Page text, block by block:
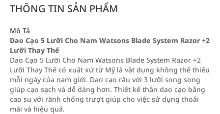
THÔNG TIN SẢN PHẨM
Mô Tả
Dao Cạo 5 Lưỡi Cho Nam Watsons Blade System Razor +2
Lưỡi Thay Thế
Dao Cạo 5 Lưỡi Cho Nam Watsons Blade System Razor +2
Lưỡi Thay Thế có xuất xứ từ Mỹ là vật dụng không thể thiếu
mỗi ngày của nam giới. Dao cạo râu với 3 lưỡi song song
giúp cạo sạch và dễ dàng hơn. Thiết kế thân dao cạo bằng
cao su với rãnh chống trượt giúp cho việc sử dụng thoải
mái và hiệu quả.